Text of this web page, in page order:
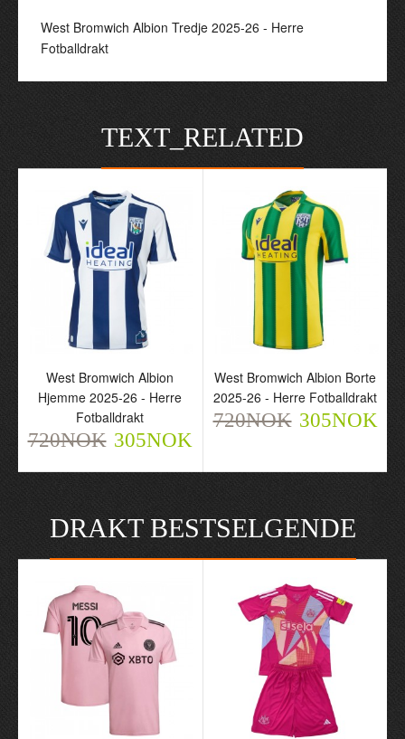
West Bromwich Albion Tredje 2025-26 - Herre
Fotballdrakt
TEXT_RELATED
West Bromwich Albion
Hjemme 2025-26 - Herre
Fotballdrakt
720NOK 305NOK
West Bromwich Albion Borte
2025-26 - Herre Fotballdrakt
720NOK 305NOK
DRAKT BESTSELGENDE